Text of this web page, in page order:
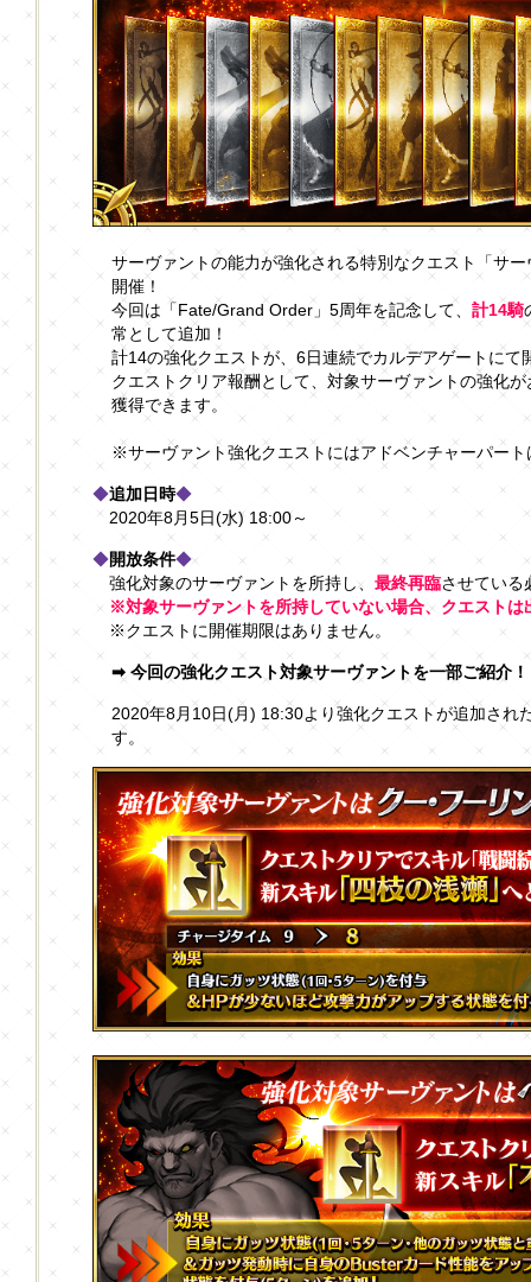
サーヴァントの能力が強化される特別なクエスト「サ
開催！
今回は「Fate/Grand Order」5周年を記念して、 計14騎
常として追加！
計14の強化クエストが、6日連続でカルデアゲートにて
クエストクリア報酬として、対象サーヴァントの強化
獲得できます。
※サーヴァント強化クエストにはアドベンチャーパー
◆追加日時◆
2020年8月5日(水) 18:00～
◆開放条件◆
強化対象のサーヴァントを所持し、最終再臨させている
※対象サーヴァントを所持していない場合、クエストは
※クエストに開催期限はありません。
➡ 今回の強化クエスト対象サーヴァントを一部ご紹介！
2020年8月10日(月) 18:30より強化クエストが追加され
す。